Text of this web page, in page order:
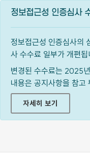
정보접근성 인증심사
정보접근성 인증심사의
사 수수료 일부가 개편됩
변경된 수수료는 2025
내용은 공지사항을 참고
자세히 보기